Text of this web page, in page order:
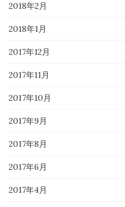
2018年2月
2018年1月
2017年12月
2017年11月
2017年10月
2017年9月
2017年8月
2017年6月
2017年4月